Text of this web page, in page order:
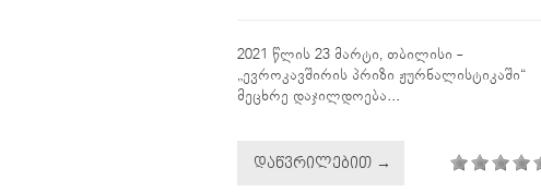
2021 წლის 23 მარტი, თბილისი -
„ევროკავშირის პრიზი ჟურნალისტიკაში“
მეცხრე დაჯილდოება...
ᲓᲐᲬᲕᲠᲘᲚᲔᲑᲘᲗ →